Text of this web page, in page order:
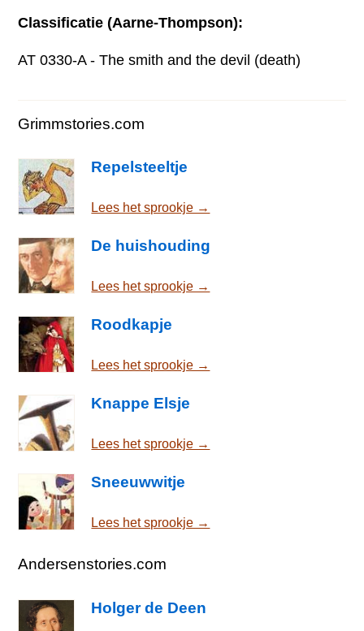
Classificatie (Aarne-Thompson):
AT 0330-A - The smith and the devil (death)
Grimmstories.com
Repelsteeltje
Lees het sprookje →
De huishouding
Lees het sprookje →
Roodkapje
Lees het sprookje →
Knappe Elsje
Lees het sprookje →
Sneeuwwitje
Lees het sprookje →
Andersenstories.com
Holger de Deen